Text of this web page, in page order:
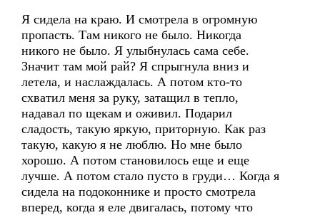
Я сидела на краю. И смотрела в огромную
пропасть. Там никого не было. Никогда
никого не было. Я улыбнулась сама себе.
Значит там мой рай? Я спрыгнула вниз и
летела, и наслаждалась. А потом кто-то
схватил меня за руку, затащил в тепло,
надавал по щекам и оживил. Подарил
сладость, такую яркую, приторную. Как раз
такую, какую я не люблю. Но мне было
хорошо. А потом становилось еще и еще
лучше. А потом стало пусто в груди… Когда я
сидела на подоконнике и просто смотрела
вперед, когда я еле двигалась, потому что